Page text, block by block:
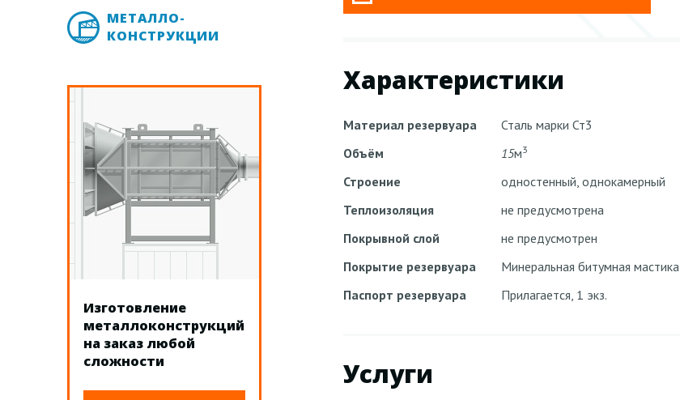
МЕТАЛЛО-
КОНСТРУКЦИИ
Изготовление
металлоконструкций
на заказ любой
сложности
Характеристики
Материал резервуара
Сталь марки Ст3
Объём
15м3
Строение
одностенный, однокамерный
Теплоизоляция
не предусмотрена
Покрывной слой
не предусмотрен
Покрытие резервуара
Минеральная битумная мастика
Паспорт резервуара
Прилагается, 1 экз.
Услуги